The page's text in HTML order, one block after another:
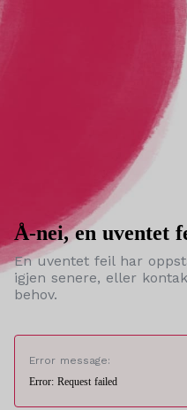
Å-nei, en uventet
En uventet feil har
igjen senere, eller
behov.
Error message:
Error: Request failed